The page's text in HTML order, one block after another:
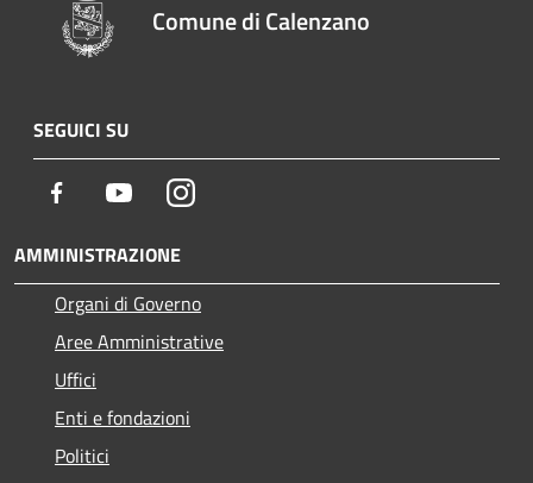
Comune di Calenzano
SEGUICI SU
Facebook YoutubeInstagram
AMMINISTRAZIONE
Organi di Governo
Aree Amministrative
Uffici
Enti e fondazioni
Politici